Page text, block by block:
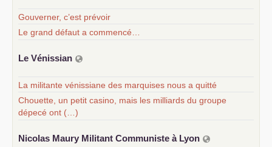
Gouverner, c’est prévoir
Le grand défaut a commencé…
Le Vénissian
La militante vénissiane des marquises nous a quitté
Chouette, un petit casino, mais les milliards du groupe
dépecé ont (…)
Nicolas Maury Militant Communiste à Lyon